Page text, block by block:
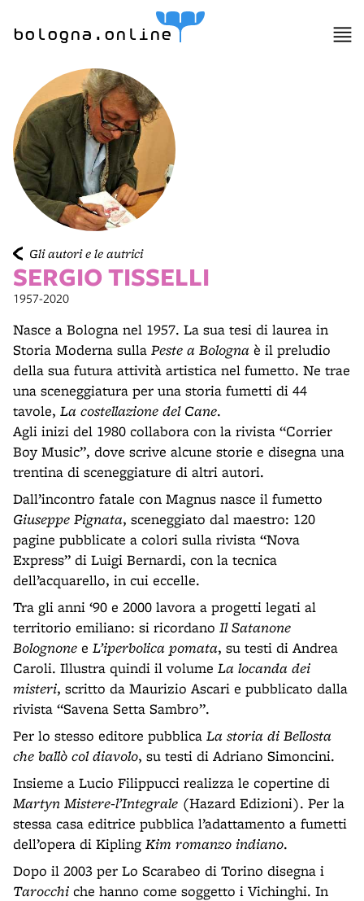
bologna.online
Gli autori e le autrici
SERGIO TISSELLI
1957-2020
Nasce a Bologna nel 1957. La sua tesi di laurea in
Storia Moderna sulla Peste a Bologna è il preludio
della sua futura attività artistica nel fumetto. Ne trae
una sceneggiatura per una storia fumetti di 44
tavole, La costellazione del Cane.
Agli inizi del 1980 collabora con la rivista “Corrier
Boy Music”, dove scrive alcune storie e disegna una
trentina di sceneggiature di altri autori.
Dall’incontro fatale con Magnus nasce il fumetto
Giuseppe Pignata, sceneggiato dal maestro: 120
pagine pubblicate a colori sulla rivista “Nova
Express” di Luigi Bernardi, con la tecnica
dell’acquarello, in cui eccelle.
Tra gli anni ‘90 e 2000 lavora a progetti legati al
territorio emiliano: si ricordano Il Satanone
Bolognone e L’iperbolica pomata, su testi di Andrea
Caroli. Illustra quindi il volume La locanda dei
misteri, scritto da Maurizio Ascari e pubblicato dalla
rivista “Savena Setta Sambro”.
Per lo stesso editore pubblica La storia di Bellosta
che ballò col diavolo, su testi di Adriano Simoncini.
Insieme a Lucio Filippucci realizza le copertine di
Martyn Mistere-l’Integrale (Hazard Edizioni). Per la
stessa casa editrice pubblica l’adattamento a fumetti
dell’opera di Kipling Kim romanzo indiano.
Dopo il 2003 per Lo Scarabeo di Torino disegna i
Tarocchi che hanno come soggetto i Vichinghi. In